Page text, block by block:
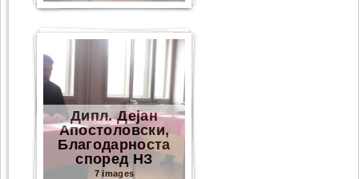
Дипл. Дејан
Апостоловски,
Благодарноста
според НЗ
7 images